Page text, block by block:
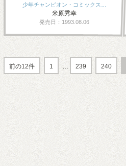
少年チャンピオン・コミックス…
米原秀幸
発売日：1993.08.06
前の12件 1 … 239 240